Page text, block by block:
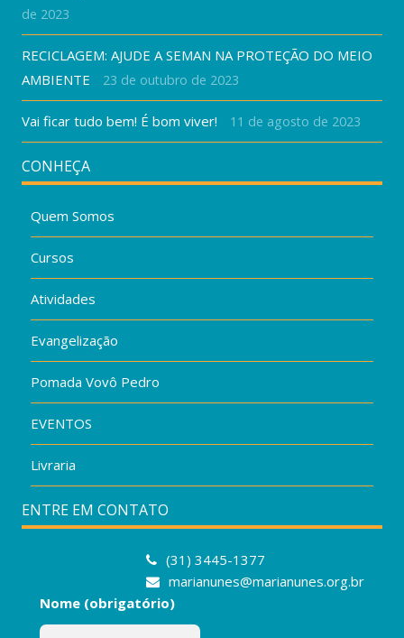
de 2023
RECICLAGEM: AJUDE A SEMAN NA PROTEÇÃO DO MEIO
AMBIENTE
23 de outubro de 2023
Vai ficar tudo bem! É bom viver! 11 de agosto de 2023
CONHEÇA
Quem Somos
Cursos
Atividades
Evangelização
Pomada Vovô Pedro
EVENTOS
Livraria
ENTRE EM CONTATO
(31) 3445-1377
marianunes@marianunes.org.br
Nome (obrigatório)